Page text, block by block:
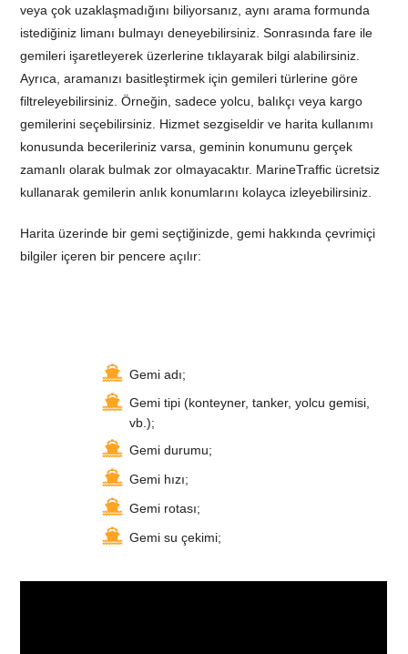
veya çok uzaklaşmadığını biliyorsanız, aynı arama formunda
istediğiniz limanı bulmayı deneyebilirsiniz. Sonrasında fare ile
gemileri işaretleyerek üzerlerine tıklayarak bilgi alabilirsiniz.
Ayrıca, aramanızı basitleştirmek için gemileri türlerine göre
filtreleyebilirsiniz. Örneğin, sadece yolcu, balıkçı veya kargo
gemilerini seçebilirsiniz. Hizmet sezgiseldir ve harita kullanımı
konusunda becerileriniz varsa, geminin konumunu gerçek
zamanlı olarak bulmak zor olmayacaktır. MarineTraffic ücretsiz
kullanarak gemilerin anlık konumlarını kolayca izleyebilirsiniz.
Harita üzerinde bir gemi seçtiğinizde, gemi hakkında çevrimiçi
bilgiler içeren bir pencere açılır:
Gemi adı;
Gemi tipi (konteyner, tanker, yolcu gemisi,
vb.);
Gemi durumu;
Gemi hızı;
Gemi rotası;
Gemi su çekimi;